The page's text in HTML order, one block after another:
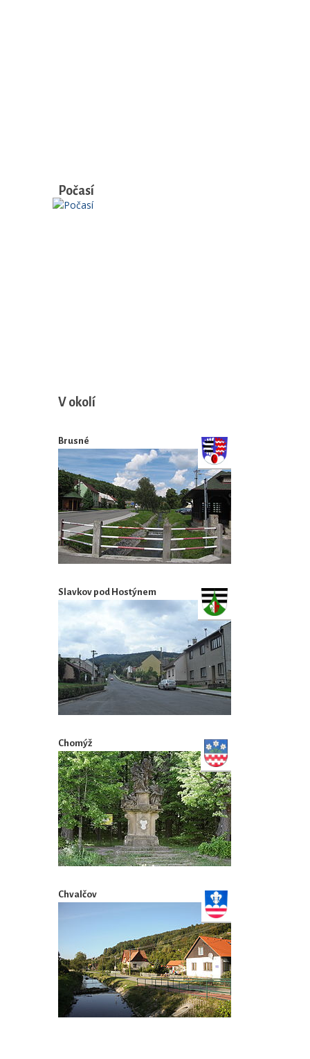
Počasí
V okolí
Brusné
Slavkov pod Hostýnem
Chomýž
Chvalčov